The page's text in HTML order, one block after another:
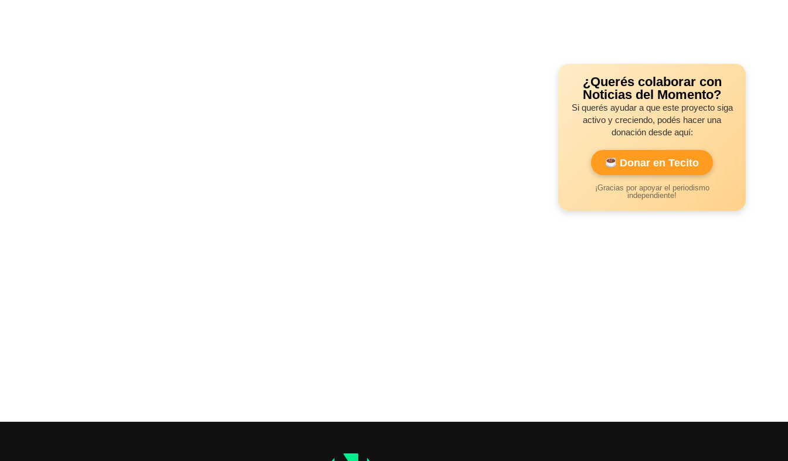
¿Querés colaborar con
Noticias del Momento?
Si querés ayudar a que este proyecto siga
activo y creciendo, podés hacer una
donación desde aquí:
Donar en Tecito
¡Gracias por apoyar el periodismo
independiente!